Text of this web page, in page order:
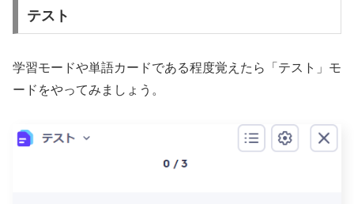
テスト
学習モードや単語カードである程度覚えたら「テスト」モ
ードをやってみましょう。